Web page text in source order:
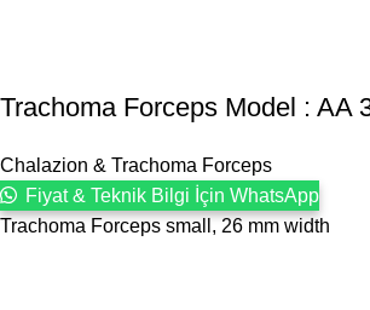
Trachoma Forceps Model : AA
Chalazion & Trachoma Forceps
Fiyat & Teknik Bilgi İçin WhatsApp
Trachoma Forceps small, 26 mm width